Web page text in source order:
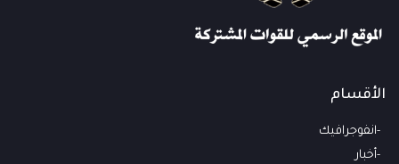
الأقسام
انفوجرافيك
أخبار